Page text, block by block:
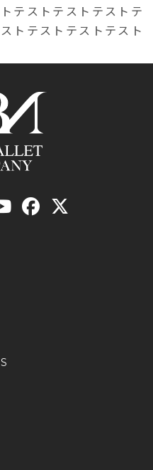
テストテストテストテ
トテストテストテスト